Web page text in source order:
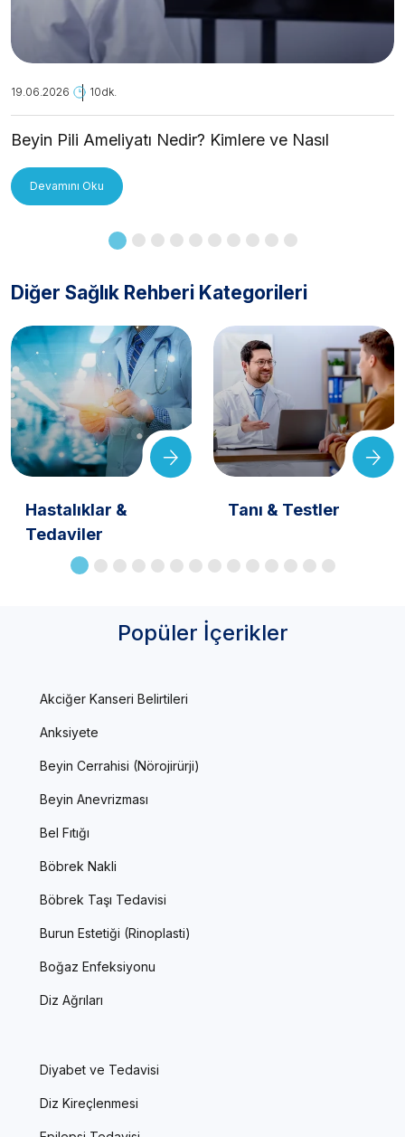
19.06.2026 10dk.
Beyin Pili Ameliyatı Nedir? Kimlere ve Nasıl
Devamını Oku
Diğer Sağlık Rehberi Kategorileri
Hastalıklar &
Tedaviler
Tanı & Testler
Popüler İçerikler
Akciğer Kanseri Belirtileri
Anksiyete
Beyin Cerrahisi (Nörojirürji)
Beyin Anevrizması
Bel Fıtığı
Böbrek Nakli
Böbrek Taşı Tedavisi
Burun Estetiği (Rinoplasti)
Boğaz Enfeksiyonu
Diz Ağrıları
Diyabet ve Tedavisi
Diz Kireçlenmesi